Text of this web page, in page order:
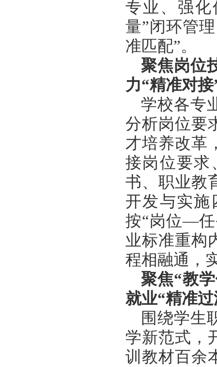
专业、强
量”闭环管
准匹配”。
聚焦岗位
力“精准对接
学校各专
分析岗位要
才培养改革
接岗位要求
书、职业教
开发与实施
按“岗位—
业标准重构
程相融通，
聚焦“教
就业“精准过
围绕学生
学新范式，
训教材百余